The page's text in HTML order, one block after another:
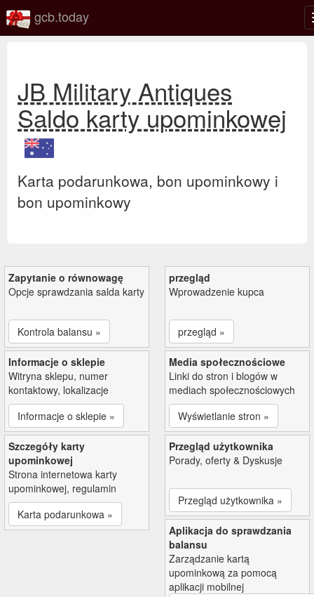
gcb.today
JB Military Antiques
Saldo karty upominkowej
Karta podarunkowa, bon upominkowy i
bon upominkowy
Zapytanie o równowagę
Opcje sprawdzania salda karty
Kontrola balansu »
przegląd
Wprowadzenie kupca
przegląd »
Informacje o sklepie
Witryna sklepu, numer
kontaktowy, lokalizacje
Informacje o sklepie »
Media społecznościowe
Linki do stron i blogów w
mediach społecznościowych
Wyświetlanie stron »
Szczegóły karty
upominkowej
Strona internetowa karty
upominkowej, regulamin
Karta podarunkowa »
Przegląd użytkownika
Porady, oferty & Dyskusje
Przegląd użytkownika »
Aplikacja do sprawdzania
balansu
Zarządzanie kartą
upominkową za pomocą
aplikacji mobilnej